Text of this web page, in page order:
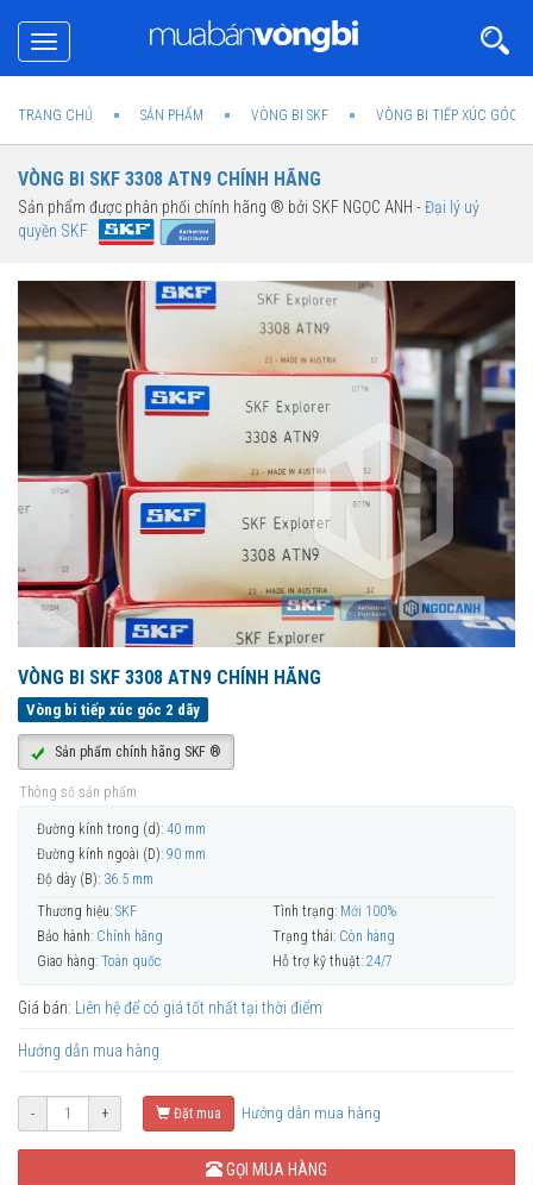
Toggle
navigation
TRANG CHỦ SẢN PHẨM VÒNG BI SKF VÒNG BI TIẾP XÚC GÓC 2
VÒNG BI SKF 3308 ATN9 CHÍNH HÃNG
Sản phẩm được phân phối chính hãng ® bởi SKF NGỌC ANH -Đại lý uỷ
quyền SKF
VÒNG BI SKF 3308 ATN9 CHÍNH HÃNG
Vòng bi tiếp xúc góc 2 dãy
Sản phẩm chính hãng SKF ®
Thông số sản phẩm
Đường kính trong (d): 40 mm
Đường kính ngoài (D): 90 mm
Độ dày (B): 36.5 mm
Thương hiệu: SKF Tình trạng: Mới 100%
Bảo hành: Chính hãng Trạng thái: Còn hàng
Giao hàng: Toàn quốc Hỗ trợ kỹ thuật: 24/7
Giá bán: Liên hệ để có giá tốt nhất tại thời điểm
Hướng dẫn mua hàng
- + Đặt mua Hướng dẫn mua hàng
GỌI MUA HÀNG